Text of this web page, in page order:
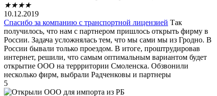
★★★★
10.12.2019
Спасибо за компанию с транспортной лицензией Так
получилось, что нам с партнером пришлось открыть фирму в
России. Задача усложнялась тем, что мы сами мы из Гродно. В
России бывали только проездом. В итоге, проштрудировав
интернет, решили, что самым оптимальным вариантом будет
открытие ООО на террритории Смоленска. Обзвонили
несколько фирм, выбрали Радченковы и партнеры
5